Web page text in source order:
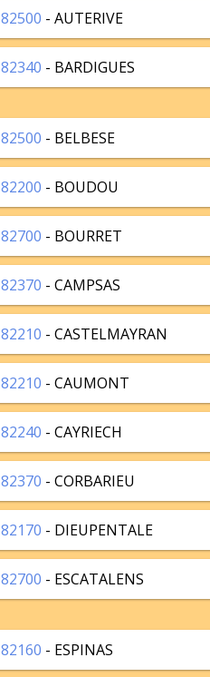
82500 - AUTERIVE
82340 - BARDIGUES
82500 - BELBESE
82200 - BOUDOU
82700 - BOURRET
82370 - CAMPSAS
82210 - CASTELMAYRAN
82210 - CAUMONT
82240 - CAYRIECH
82370 - CORBARIEU
82170 - DIEUPENTALE
82700 - ESCATALENS
82160 - ESPINAS